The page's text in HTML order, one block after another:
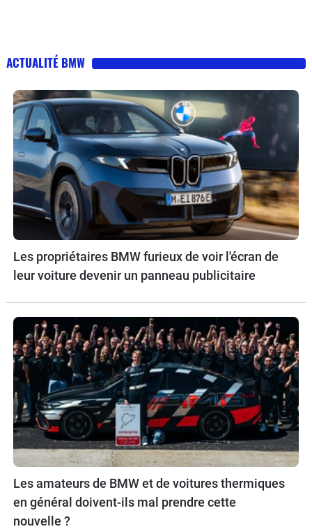
ACTUALITÉ BMW
Les propriétaires BMW furieux de voir l'écran de
leur voiture devenir un panneau publicitaire
Les amateurs de BMW et de voitures thermiques
en général doivent-ils mal prendre cette
nouvelle ?